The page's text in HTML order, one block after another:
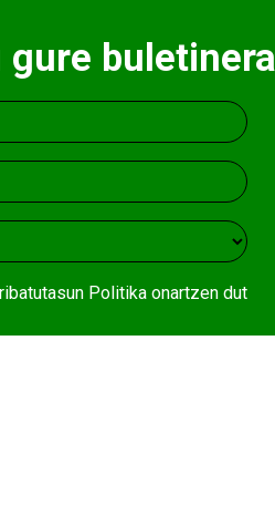
gure buletinera
Politikaonartzen dut